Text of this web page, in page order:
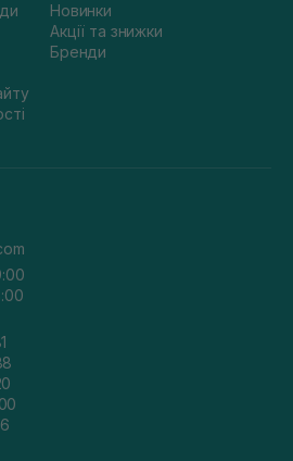
Новинки
Акції та знижки
Бренди